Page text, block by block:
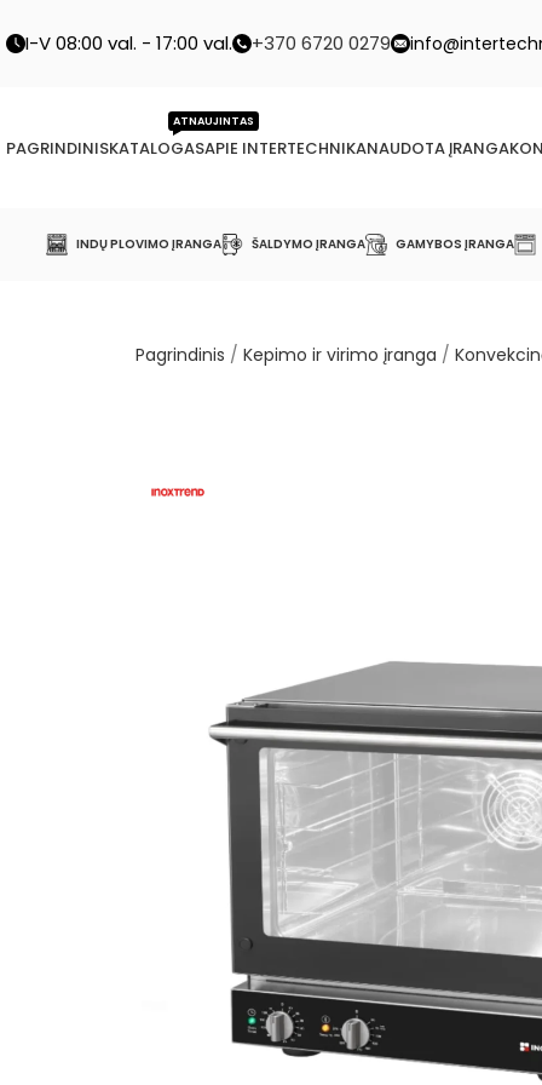
I-V 08:00 val. - 17:00 val. +370 6720 0279
PAGRINDINISKATALOGAS
ATNAUJINTAS
APIE INTERTECHNIKANAUDOTA ĮRANGA
INDŲ PLOVIMO ĮRANGA ŠALDYMO ĮRANGA GAMYBOS ĮRANGA
Pagrindinis / Kepimo ir virimo įranga /